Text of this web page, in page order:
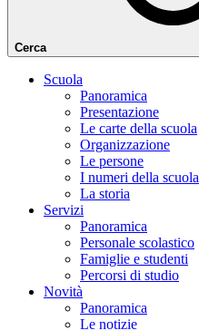
Cerca
Scuola
Panoramica
Presentazione
Le carte della scuola
Organizzazione
Le persone
I numeri della scuola
La storia
Servizi
Panoramica
Personale scolastico
Famiglie e studenti
Percorsi di studio
Novità
Panoramica
Le notizie